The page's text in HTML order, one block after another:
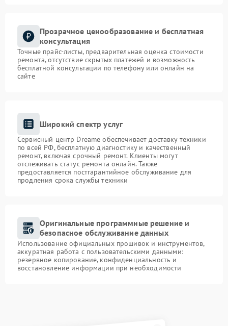
Прозрачное ценообразование и бесплатная
консультация
Точные прайс-листы, предварительная оценка стоимости
ремонта, отсутствие скрытых платежей и возможность
бесплатной консультации по телефону или онлайн на
сайте
Широкий спектр услуг
Сервисный центр Dreame обеспечивает доставку техники
по всей РФ, бесплатную диагностику и качественный
ремонт, включая срочный ремонт. Клиенты могут
отслеживать статус ремонта онлайн. Также
предоставляется постгарантийное обслуживание для
продления срока службы техники
Оригинальные программные решение и
безопасное обслуживание данных
Использование официальных прошивок и инструментов,
аккуратная работа с пользовательскими данными:
резервное копирование, конфиденциальность и
восстановление информации при необходимости